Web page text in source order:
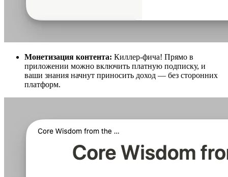
Монетизация контента: Киллер-фича! Прямо в
приложении можно включить платную подписку, и
ваши знания начнут приносить доход — без сторонних
платформ.